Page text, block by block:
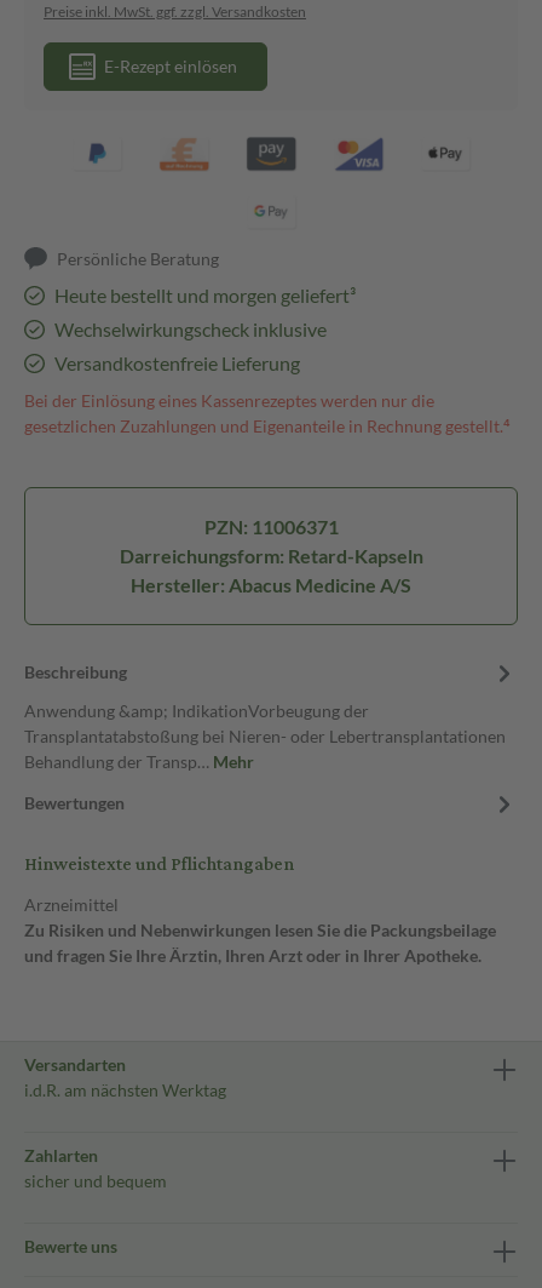
Preise inkl. MwSt. ggf. zzgl. Versandkosten
E-Rezept einlösen
Persönliche Beratung
Heute bestellt und morgen geliefert³
Wechselwirkungscheck inklusive
Versandkostenfreie Lieferung
Bei der Einlösung eines Kassenrezeptes werden nur die
gesetzlichen Zuzahlungen und Eigenanteile in Rechnung gestellt.⁴
PZN: 11006371
Darreichungsform: Retard-Kapseln
Hersteller: Abacus Medicine A/S
Beschreibung
Anwendung &amp; IndikationVorbeugung der
Transplantatabstoßung bei Nieren- oder Lebertransplantationen
Behandlung der Transp… Mehr
Bewertungen
Hinweistexte und Pflichtangaben
Arzneimittel
Zu Risiken und Nebenwirkungen lesen Sie die Packungsbeilage
und fragen Sie Ihre Ärztin, Ihren Arzt oder in Ihrer Apotheke.
Versandarten
i.d.R. am nächsten Werktag
Zahlarten
sicher und bequem
Bewerte uns